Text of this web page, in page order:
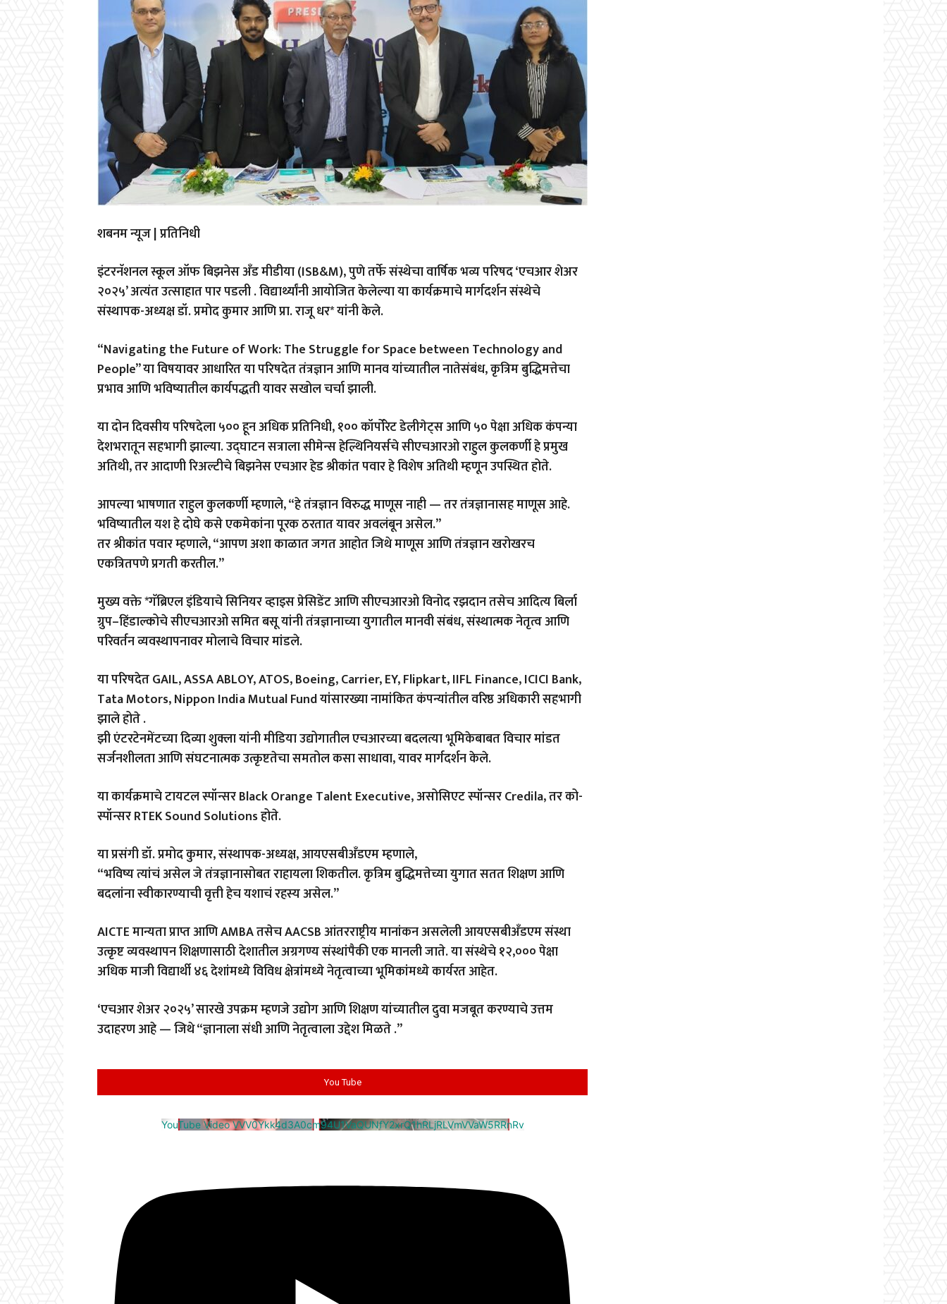
शबनम न्यूज | प्रतिनिधी
इंटरनॅशनल स्कूल ऑफ बिझनेस अँड मीडीया (ISB&M), पुणे तर्फे संस्थेचा वार्षिक भव्य परिषद ‘एचआर शेअर
२०२५’ अत्यंत उत्साहात पार पडली . विद्यार्थ्यांनी आयोजित केलेल्या या कार्यक्रमाचे मार्गदर्शन संस्थेचे
संस्थापक-अध्यक्ष डॉ. प्रमोद कुमार आणि प्रा. राजू धर* यांनी केले.
“Navigating the Future of Work: The Struggle for Space between Technology and
People” या विषयावर आधारित या परिषदेत तंत्रज्ञान आणि मानव यांच्यातील नातेसंबंध, कृत्रिम बुद्धिमत्तेचा
प्रभाव आणि भविष्यातील कार्यपद्धती यावर सखोल चर्चा झाली.
या दोन दिवसीय परिषदेला ५०० हून अधिक प्रतिनिधी, १०० कॉर्पोरेट डेलीगेट्स आणि ५० पेक्षा अधिक कंपन्या
देशभरातून सहभागी झाल्या. उद्घाटन सत्राला सीमेन्स हेल्थिनियर्सचे सीएचआरओ राहुल कुलकर्णी हे प्रमुख
अतिथी, तर आदाणी रिअल्टीचे बिझनेस एचआर हेड श्रीकांत पवार हे विशेष अतिथी म्हणून उपस्थित होते.
आपल्या भाषणात राहुल कुलकर्णी म्हणाले, “हे तंत्रज्ञान विरुद्ध माणूस नाही — तर तंत्रज्ञानासह माणूस आहे.
भविष्यातील यश हे दोघे कसे एकमेकांना पूरक ठरतात यावर अवलंबून असेल.”
तर श्रीकांत पवार म्हणाले, “आपण अशा काळात जगत आहोत जिथे माणूस आणि तंत्रज्ञान खरोखरच
एकत्रितपणे प्रगती करतील.”
मुख्य वक्ते *गॅब्रिएल इंडियाचे सिनियर व्हाइस प्रेसिडेंट आणि सीएचआरओ विनोद रझदान तसेच आदित्य बिर्ला
ग्रुप–हिंडाल्कोचे सीएचआरओ समित बसू यांनी तंत्रज्ञानाच्या युगातील मानवी संबंध, संस्थात्मक नेतृत्व आणि
परिवर्तन व्यवस्थापनावर मोलाचे विचार मांडले.
या परिषदेत GAIL, ASSA ABLOY, ATOS, Boeing, Carrier, EY, Flipkart, IIFL Finance, ICICI Bank,
Tata Motors, Nippon India Mutual Fund यांसारख्या नामांकित कंपन्यांतील वरिष्ठ अधिकारी सहभागी
झाले होते .
झी एंटरटेनमेंटच्या दिव्या शुक्ला यांनी मीडिया उद्योगातील एचआरच्या बदलत्या भूमिकेबाबत विचार मांडत
सर्जनशीलता आणि संघटनात्मक उत्कृष्टतेचा समतोल कसा साधावा, यावर मार्गदर्शन केले.
या कार्यक्रमाचे टायटल स्पॉन्सर Black Orange Talent Executive, असोसिएट स्पॉन्सर Credila, तर को-
स्पॉन्सर RTEK Sound Solutions होते.
या प्रसंगी डॉ. प्रमोद कुमार, संस्थापक-अध्यक्ष, आयएसबीअँडएम म्हणाले,
“भविष्य त्यांचं असेल जे तंत्रज्ञानासोबत राहायला शिकतील. कृत्रिम बुद्धिमत्तेच्या युगात सतत शिक्षण आणि
बदलांना स्वीकारण्याची वृत्ती हेच यशाचं रहस्य असेल.”
AICTE मान्यता प्राप्त आणि AMBA तसेच AACSB आंतरराष्ट्रीय मानांकन असलेली आयएसबीअँडएम संस्था
उत्कृष्ट व्यवस्थापन शिक्षणासाठी देशातील अग्रगण्य संस्थांपैकी एक मानली जाते. या संस्थेचे १२,००० पेक्षा
अधिक माजी विद्यार्थी ४६ देशांमध्ये विविध क्षेत्रांमध्ये नेतृत्वाच्या भूमिकांमध्ये कार्यरत आहेत.
‘एचआर शेअर २०२५’ सारखे उपक्रम म्हणजे उद्योग आणि शिक्षण यांच्यातील दुवा मजबूत करण्याचे उत्तम
उदाहरण आहे — जिथे “ज्ञानाला संधी आणि नेतृत्वाला उद्देश मिळते .”
You Tube
YouTube Video VVV0Ykk4d3A0cm94U1VaQUNfY2xrQ1hRLjRLVmVVaW5RRnRv